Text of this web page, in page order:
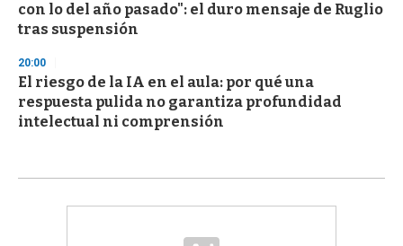
con lo del año pasado": el duro mensaje de Ruglio
tras suspensión
20:00
El riesgo de la IA en el aula: por qué una
respuesta pulida no garantiza profundidad
intelectual ni comprensión